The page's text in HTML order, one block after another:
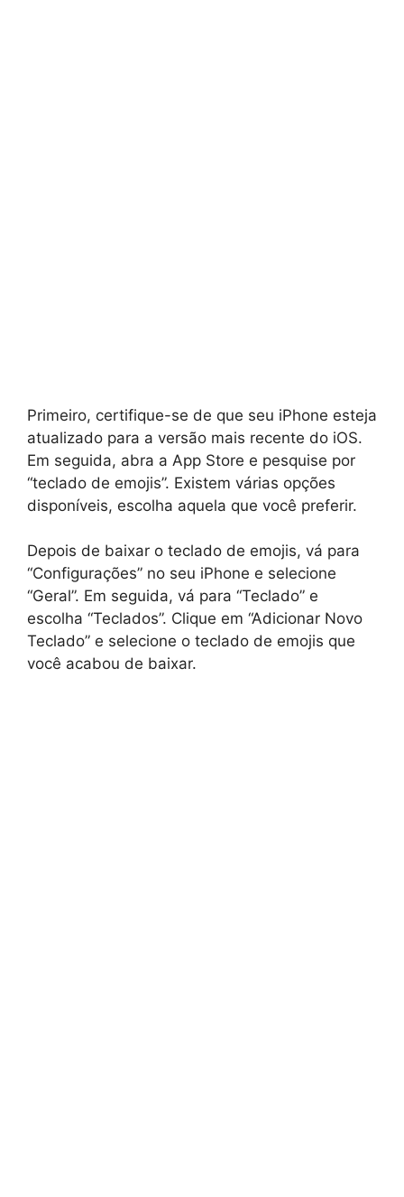
Primeiro, certifique-se de que seu iPhone esteja
atualizado para a versão mais recente do iOS.
Em seguida, abra a App Store e pesquise por
“teclado de emojis”. Existem várias opções
disponíveis, escolha aquela que você preferir.
Depois de baixar o teclado de emojis, vá para
“Configurações” no seu iPhone e selecione
“Geral”. Em seguida, vá para “Teclado” e
escolha “Teclados”. Clique em “Adicionar Novo
Teclado” e selecione o teclado de emojis que
você acabou de baixar.